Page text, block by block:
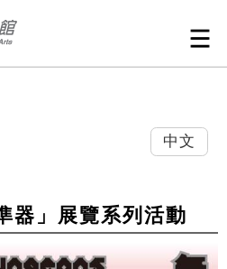
中文
器」展覽系列活動